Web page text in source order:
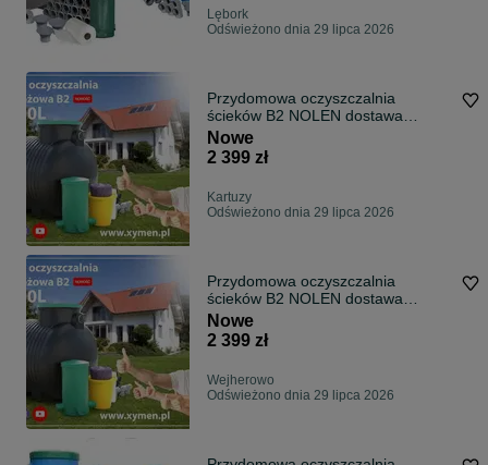
Lębork
Odświeżono dnia 29 lipca 2026
Przydomowa oczyszczalnia
ścieków B2 NOLEN dostawa
GRATIS
Nowe
2 399 zł
Kartuzy
Odświeżono dnia 29 lipca 2026
Przydomowa oczyszczalnia
ścieków B2 NOLEN dostawa
GRATIS
Nowe
2 399 zł
Wejherowo
Odświeżono dnia 29 lipca 2026